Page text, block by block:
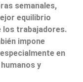
semanales,
equilibrio
los trabajadores.
impone
en
y